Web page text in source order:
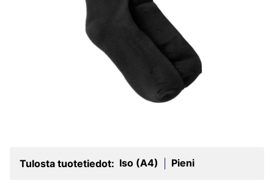
Tulosta tuotetiedot: Iso (A4) Pieni